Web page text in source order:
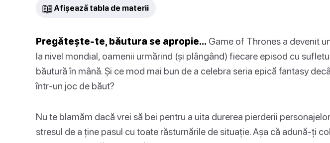
📖 Afișează tabla de materii
Pregătește-te, băutura se apropie… Game of Thrones a devenit
la nivel mondial, oamenii urmărind (și plângând) fiecare episod cu
băutură în mână. Și ce mod mai bun de a celebra seria epică fantasy
într-un joc de băut?
Nu te blamăm dacă vrei să bei pentru a uita durerea pierderii
stresul de a ține pasul cu toate răsturnările de situație. Așa că adună-ți